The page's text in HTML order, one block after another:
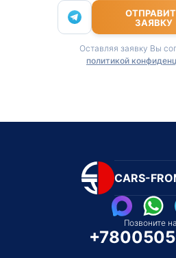
ЗАЯВКУ
Оставляя заявку Вы
политикой
CARS-
Позвоните